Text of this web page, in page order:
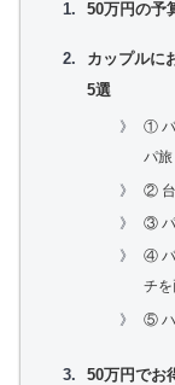
50万円の予
カップルに
5選
① バ
パ旅
② 台
③ パ
④ バ
チ
⑤ ハ
50万円でお